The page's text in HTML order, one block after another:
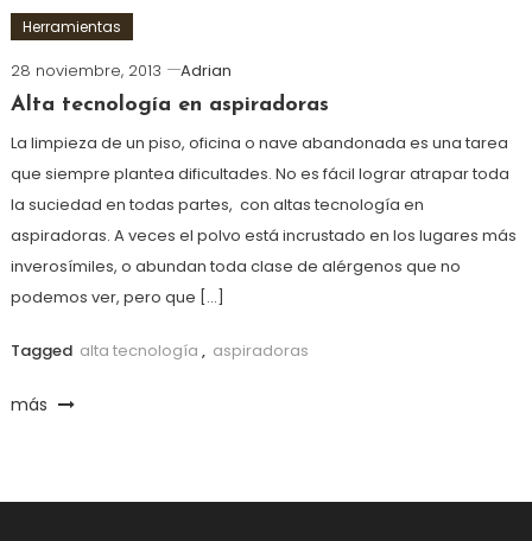
Herramientas
28 noviembre, 2013
Adrian
Alta tecnología en aspiradoras
La limpieza de un piso, oficina o nave abandonada es una tarea
que siempre plantea dificultades. No es fácil lograr atrapar toda
la suciedad en todas partes, con altas tecnología en
aspiradoras. A veces el polvo está incrustado en los lugares más
inverosímiles, o abundan toda clase de alérgenos que no
podemos ver, pero que […]
Tagged alta tecnología , aspiradoras
más